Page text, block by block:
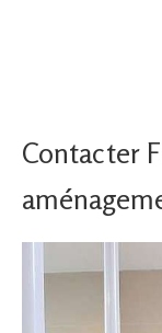
Contacter